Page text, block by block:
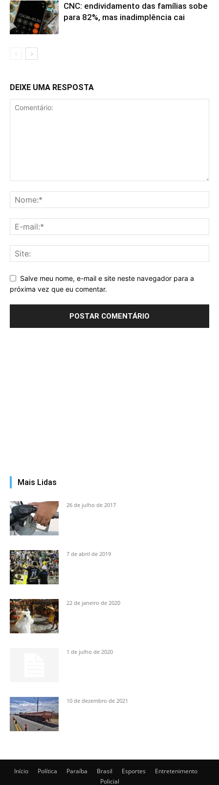
CNC: endividamento das famílias sobe
para 82%, mas inadimplência cai
DEIXE UMA RESPOSTA
Salve meu nome, e-mail e site neste navegador para a
próxima vez que eu comentar.
Mais Lidas
26 de julho de 2017
7 de abril de 2019
22 de janeiro de 2020
1 de julho de 2020
10 de dezembro de 2021
Início Política Paraíba Brasil Esportes
Entretenimento
Policial